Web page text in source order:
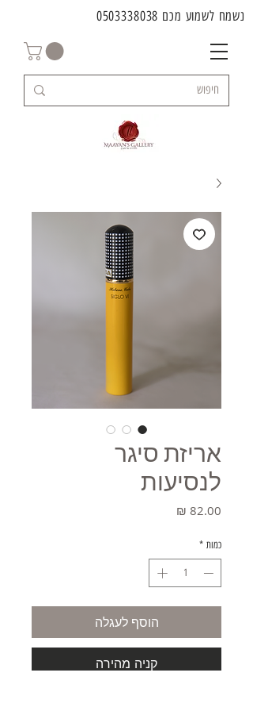
נשמח לשמוע מכם 0503338038
אריזת סיגר
לנסיעות
כמות *
הוסף לעגלה
קניה מהירה